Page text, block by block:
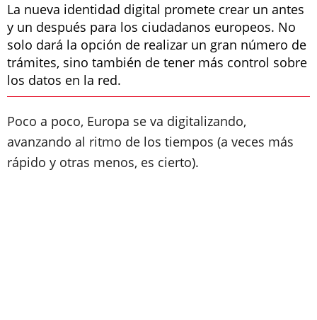
La nueva identidad digital promete crear un antes
y un después para los ciudadanos europeos. No
solo dará la opción de realizar un gran número de
trámites, sino también de tener más control sobre
los datos en la red.
Poco a poco, Europa se va digitalizando,
avanzando al ritmo de los tiempos (a veces más
rápido y otras menos, es cierto).